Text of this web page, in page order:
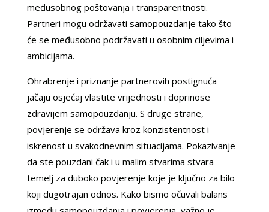
međusobnog poštovanja i transparentnosti.
Partneri mogu održavati samopouzdanje tako što
će se međusobno podržavati u osobnim ciljevima i
ambicijama.
Ohrabrenje i priznanje partnerovih postignuća
jačaju osjećaj vlastite vrijednosti i doprinose
zdravijem samopouzdanju. S druge strane,
povjerenje se održava kroz konzistentnost i
iskrenost u svakodnevnim situacijama. Pokazivanje
da ste pouzdani čak i u malim stvarima stvara
temelj za duboko povjerenje koje je ključno za bilo
koji dugotrajan odnos. Kako bismo očuvali balans